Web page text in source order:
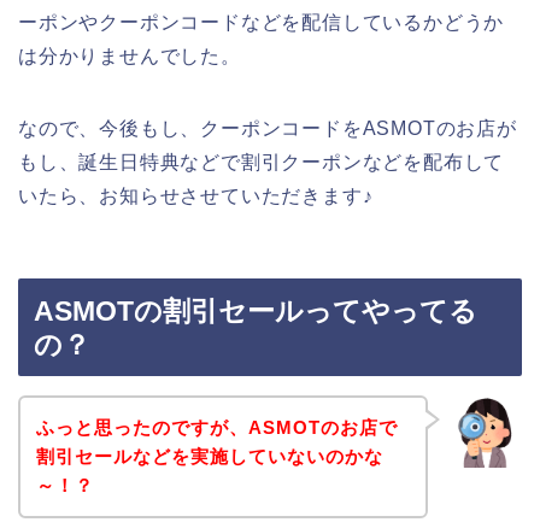
ーポンやクーポンコードなどを配信しているかどうか
は分かりませんでした。
なので、今後もし、クーポンコードをASMOTのお店が
もし、誕生日特典などで割引クーポンなどを配布して
いたら、お知らせさせていただきます♪
ASMOTの割引セールってやってる
の？
ふっと思ったのですが、ASMOTのお店で
割引セールなどを実施していないのかな
～！？